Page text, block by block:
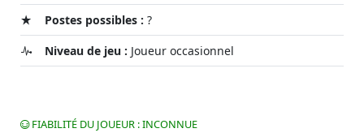
Postes possibles : ?
Niveau de jeu : Joueur occasionnel
FIABILITÉ DU JOUEUR : INCONNUE